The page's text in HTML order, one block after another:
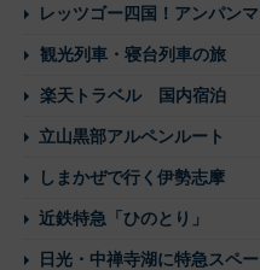
レッツゴー四国！アンパン
観光列車・寝台列車の旅
楽天トラベル 国内宿泊
立山黒部アルペンルート
しまかぜで行く伊勢志摩
近鉄特急「ひのとり」
日光・中禅寺湖に特急スペ